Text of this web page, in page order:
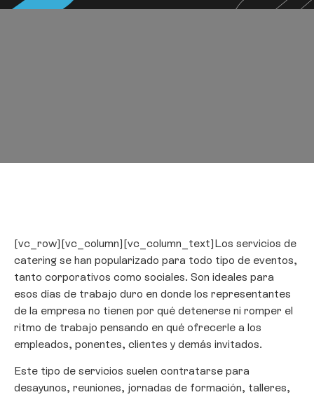
[vc_row][vc_column][vc_column_text]Los servicios de
catering se han popularizado para todo tipo de eventos,
tanto corporativos como sociales. Son ideales para
esos días de trabajo duro en donde los representantes
de la empresa no tienen por qué detenerse ni romper el
ritmo de trabajo pensando en qué ofrecerle a los
empleados, ponentes, clientes y demás invitados.
Este tipo de servicios suelen contratarse para
desayunos, reuniones, jornadas de formación, talleres,